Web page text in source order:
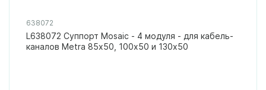
638072
L638072 Суппорт Mosaic - 4 модуля - для кабель-
каналов Metra 85х50, 100х50 и 130х50